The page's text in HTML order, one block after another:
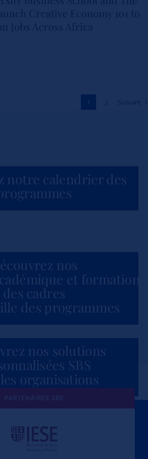
1
notre calendrier des
nos
et formation
des cadres
des programmes
nos solutions
SBS
organisations
de l'éthique et de
l'apprentissage
PARTENAIRES SBS